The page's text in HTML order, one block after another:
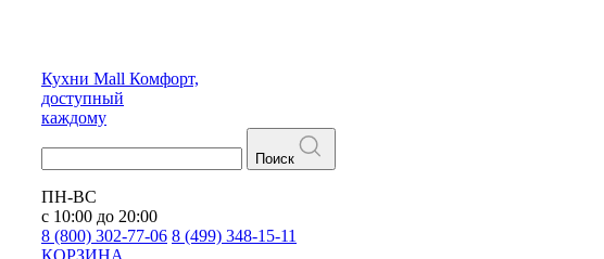
Кухни Mall Комфорт,
доступный
каждому
Поиск
ПН-ВС
с 10:00 до 20:00
8 (800) 302-77-06 8 (499) 348-15-11